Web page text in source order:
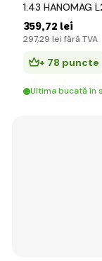
1:43 HANOMAG
359,72 lei
297,29 lei fără TVA
+ 78 puncte
Ultima bucată în